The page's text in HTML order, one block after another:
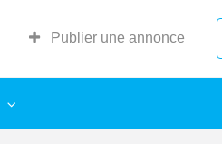
Publier une annonce